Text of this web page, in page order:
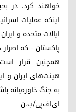
خواهند کرد، در
اینکه عملیات
ایالات متحده و ایران
پاکستان - که
همچنین قرار
هیئت‌های ایران و
به جنگ خاورمیانه
ای‌اف‌پی/ب.ن